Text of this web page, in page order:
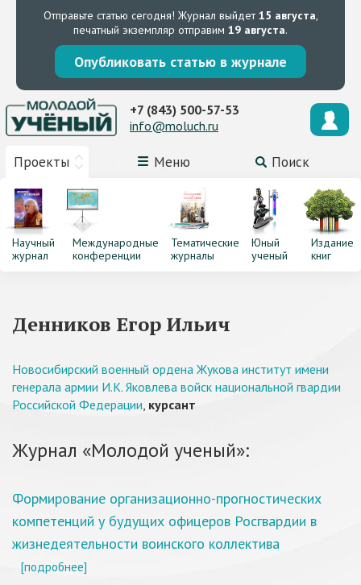
Отправьте статью сегодня! Журнал выйдет15 августа,
печатный экземпляр отправим 19 августа.
Опубликовать статью в журнале
Проекты Меню Поиск
+7 (843) 500-57-53
info@moluch.ru
Научный
журнал
Международные
конференции
Тематические
журналы
Юный
ученый
Издание
книг
Денников Егор Ильич
Новосибирский военный ордена Жукова институт имени
генерала армии И.К. Яковлева войск национальной гвардии
Российской Федерации, курсант
Журнал «Молодой ученый»:
Формирование организационно-прогностических
компетенций у будущих офицеров Росгвардии в
жизнедеятельности воинского коллектива
[подробнее]